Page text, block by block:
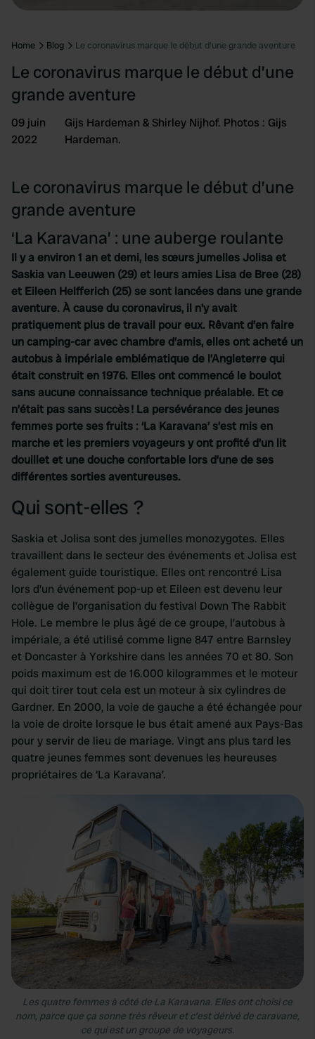
Home Blog Le coronavirus marque le début d’une grande aventure
Le coronavirus marque le début d’une
grande aventure
09 juin
2022
Gijs Hardeman & Shirley Nijhof. Photos : Gijs
Hardeman.
Le coronavirus marque le début d’une
grande aventure
‘La Karavana’ : une auberge roulante
Il y a environ 1 an et demi, les sœurs jumelles Jolisa et
Saskia van Leeuwen (29) et leurs amies Lisa de Bree (28)
et Eileen Helfferich (25) se sont lancées dans une grande
aventure. À cause du coronavirus, il n’y avait
pratiquement plus de travail pour eux. Rêvant d’en faire
un camping-car avec chambre d’amis, elles ont acheté un
autobus à impériale emblématique de l’Angleterre qui
était construit en 1976. Elles ont commencé le boulot
sans aucune connaissance technique préalable. Et ce
n’était pas sans succès ! La persévérance des jeunes
femmes porte ses fruits : ‘La Karavana’ s’est mis en
marche et les premiers voyageurs y ont profité d’un lit
douillet et une douche confortable lors d’une de ses
différentes sorties aventureuses.
Qui sont-elles ?
Saskia et Jolisa sont des jumelles monozygotes. Elles
travaillent dans le secteur des événements et Jolisa est
également guide touristique. Elles ont rencontré Lisa
lors d’un événement pop-up et Eileen est devenu leur
collègue de l’organisation du festival Down The Rabbit
Hole. Le membre le plus âgé de ce groupe, l’autobus à
impériale, a été utilisé comme ligne 847 entre Barnsley
et Doncaster à Yorkshire dans les années 70 et 80. Son
poids maximum est de 16.000 kilogrammes et le moteur
qui doit tirer tout cela est un moteur à six cylindres de
Gardner. En 2000, la voie de gauche a été échangée pour
la voie de droite lorsque le bus était amené aux Pays-Bas
pour y servir de lieu de mariage. Vingt ans plus tard les
quatre jeunes femmes sont devenues les heureuses
propriétaires de ‘La Karavana’.
Les quatre femmes à côté de La Karavana. Elles ont choisi ce
nom, parce que ça sonne très rêveur et c’est dérivé de caravane,
ce qui est un groupe de voyageurs.